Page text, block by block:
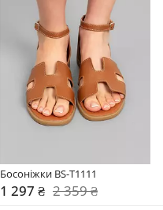
Босоніжки BS-T1111
1 297 ₴ 2 359 ₴